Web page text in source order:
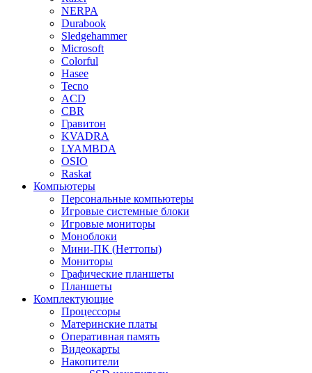
NERPA
Durabook
Sledgehammer
Microsoft
Colorful
Hasee
Tecno
ACD
CBR
Гравитон
KVADRA
LYAMBDA
OSIO
Raskat
Компьютеры
Персональные компьютеры
Игровые системные блоки
Игровые мониторы
Моноблоки
Мини-ПК (Неттопы)
Мониторы
Графические планшеты
Планшеты
Комплектующие
Процессоры
Материнские платы
Оперативная память
Видеокарты
Накопители